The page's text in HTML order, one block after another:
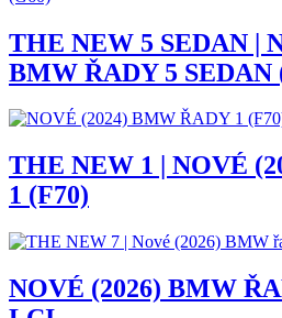
THE NEW 5 SEDAN |
BMW ŘADY 5 SEDAN
THE NEW 1 | NOVÉ
1 (F70)
NOVÉ (2026) BMW